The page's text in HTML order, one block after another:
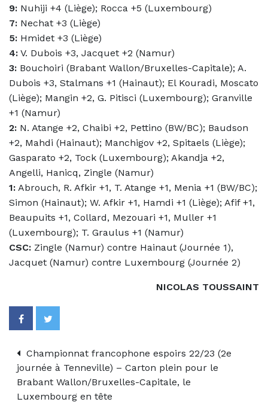
9: Nuhiji +4 (Liège); Rocca +5 (Luxembourg)
7: Nechat +3 (Liège)
5: Hmidet +3 (Liège)
4: V. Dubois +3, Jacquet +2 (Namur)
3: Bouchoiri (Brabant Wallon/Bruxelles-Capitale); A.
Dubois +3, Stalmans +1 (Hainaut); El Kouradi, Moscato
(Liège); Mangin +2, G. Pitisci (Luxembourg); Granville
+1 (Namur)
2: N. Atange +2, Chaibi +2, Pettino (BW/BC); Baudson
+2, Mahdi (Hainaut); Manchigov +2, Spitaels (Liège);
Gasparato +2, Tock (Luxembourg); Akandja +2,
Angelli, Hanicq, Zingle (Namur)
1: Abrouch, R. Afkir +1, T. Atange +1, Menia +1 (BW/BC);
Simon (Hainaut); W. Afkir +1, Hamdi +1 (Liège); Afif +1,
Beaupuits +1, Collard, Mezouari +1, Muller +1
(Luxembourg); T. Graulus +1 (Namur)
CSC: Zingle (Namur) contre Hainaut (Journée 1),
Jacquet (Namur) contre Luxembourg (Journée 2)
NICOLAS TOUSSAINT
Championnat francophone espoirs 22/23 (2e
journée à Tenneville) – Carton plein pour le
Brabant Wallon/Bruxelles-Capitale, le
Luxembourg en tête